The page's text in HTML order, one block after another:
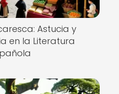
Astucia y
en la Literatura